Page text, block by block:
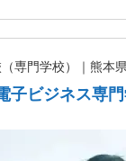
専門学校）｜熊本県
子ビジネス専